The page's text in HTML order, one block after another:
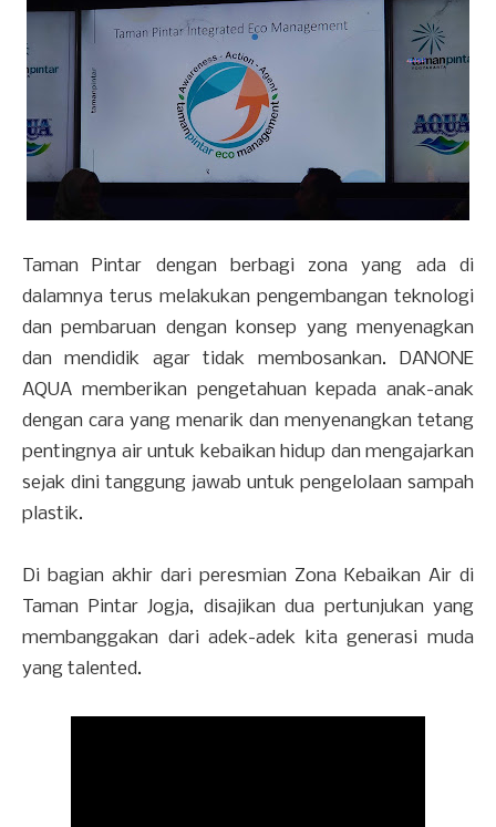
Taman Pintar dengan berbagi zona yang ada di
dalamnya terus melakukan pengembangan teknologi
dan pembaruan dengan konsep yang menyenagkan
dan mendidik agar tidak membosankan. DANONE
AQUA memberikan pengetahuan kepada anak-anak
dengan cara yang menarik dan menyenangkan tetang
pentingnya air untuk kebaikan hidup dan mengajarkan
sejak dini tanggung jawab untuk pengelolaan sampah
plastik.
Di bagian akhir dari peresmian Zona Kebaikan Air di
Taman Pintar Jogja, disajikan dua pertunjukan yang
membanggakan dari adek-adek kita generasi muda
yang talented.